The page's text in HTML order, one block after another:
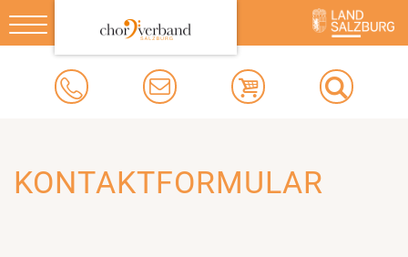
Toggle
navigation
KONTAKTFORMULAR